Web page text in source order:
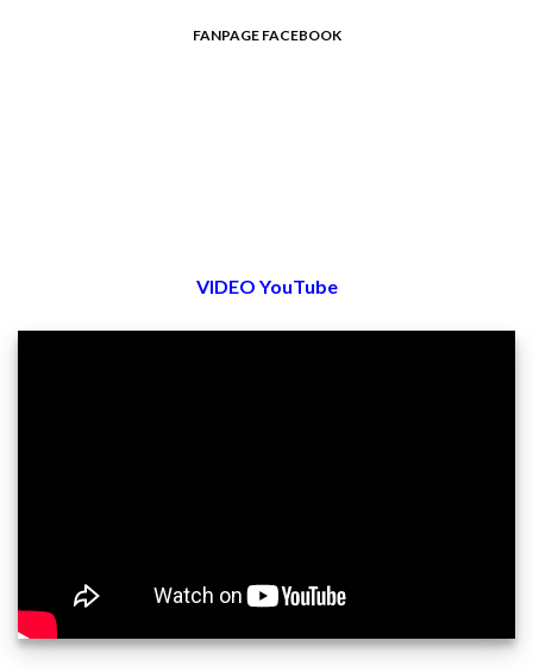
FANPAGE FACEBOOK
VIDEO YouTube